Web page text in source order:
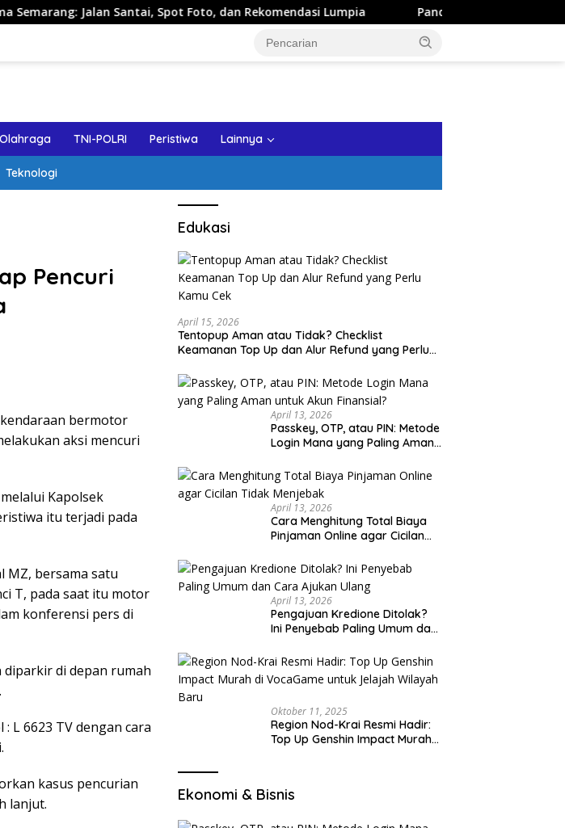
Jalan Santai, Spot Foto, dan Rekomendasi Lumpia Panduan Wisata Keluarga ke
Olahraga TNI-POLRI Peristiwa Lainnya
Teknologi
Pencuri
bermotor
aksi mencuri
Kapolsek
itu terjadi pada
MZ, bersama satu
T, pada saat itu motor
konferensi pers di
di depan rumah
L 6623 TV dengan cara
kasus pencurian
lanjut.
Edukasi
April 15, 2026
Tentopup Aman atau Tidak? Checklist
Keamanan Top Up dan Alur Refund yang Perlu
April 13, 2026
Passkey, OTP, atau PIN: Metode
Login Mana yang Paling Aman
April 13, 2026
Cara Menghitung Total Biaya
Pinjaman Online agar Cicilan
April 13, 2026
Pengajuan Kredione Ditolak?
Ini Penyebab Paling Umum dan
Oktober 11, 2025
Region Nod-Krai Resmi Hadir:
Top Up Genshin Impact Murah
Ekonomi & Bisnis